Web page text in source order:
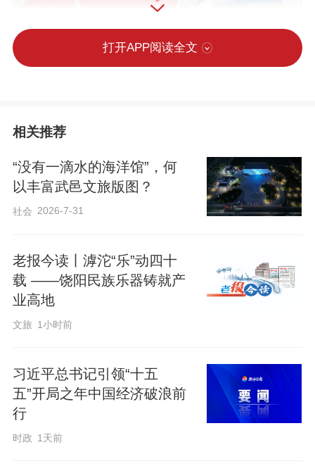
深耕本土资源，建强实景思政育人阵地。
冀州区打破传统课堂壁垒，深度盘活区域
遗资源，整合冀鲁豫边区省委党校、衡水
湖湿地、现代农业园区、冀州老街、科创
智造、农耕体验、生态探秘多条精品研学
线路。同时，依托冀州博物馆、科普基地
搭建“思政+科普”融合育人平台，常态化开
设劳模精神、科学家精神实景课堂，有效
打开APP阅读全文
相关推荐
“没有一滴水的海洋馆”，何
以丰富武邑文旅版图？
社会 2026-7-31
老报今读丨滹沱“乐”动四十
载 ——饶阳民族乐器铸就产
业高地
文旅 1小时前
习近平总书记引领“十五
五”开局之年中国经济破浪前
行
时政 1天前